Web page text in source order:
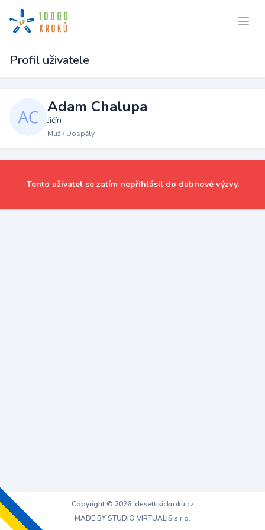
Profil uživatele
Adam Chalupa
Jičín
Muž / Dospělý
Tento uživatel se zatím nepřihlásil do dubnové výzvy.
Copyright © 2026, desettisickroku.cz
MADE BY STUDIO VIRTUALIS s.r.o.